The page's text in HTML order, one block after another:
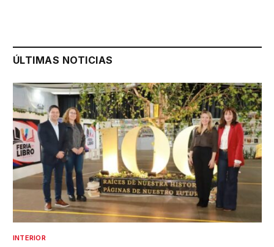
ÚLTIMAS NOTICIAS
INTERIOR